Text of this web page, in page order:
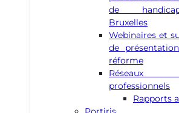
de
Bruxelles
Webinaires et
de
réforme
professionnels
Rapports